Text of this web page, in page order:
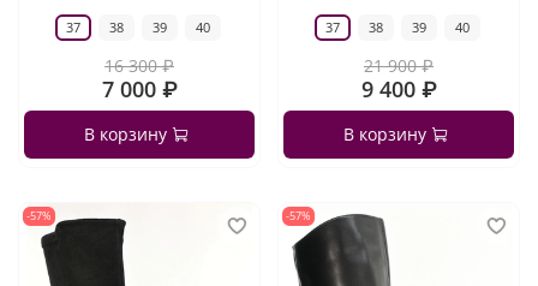
37 38 39 40
16 300 ₽
7 000 ₽
В корзину
37 38 39 40
21 900 ₽
9 400 ₽
В корзину
-57% -57%